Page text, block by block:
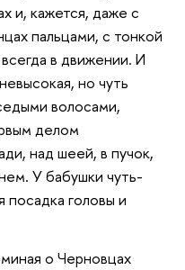
и, кажется, даже с
пальцами, с тонкой
в движении. И
но чуть
волосами,
делом
над шеей, в пучок,
У бабушки чуть-
посадка головы и
о Черновцах